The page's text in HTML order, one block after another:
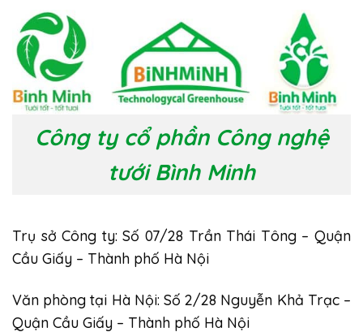
Công ty cổ phần Công nghệ
tưới Bình Minh
Trụ sở Công ty: Số 07/28 Trần Thái Tông – Quận
Cầu Giấy – Thành phố Hà Nội
Văn phòng tại Hà Nội: Số 2/28 Nguyễn Khả Trạc –
Quận Cầu Giấy – Thành phố Hà Nội